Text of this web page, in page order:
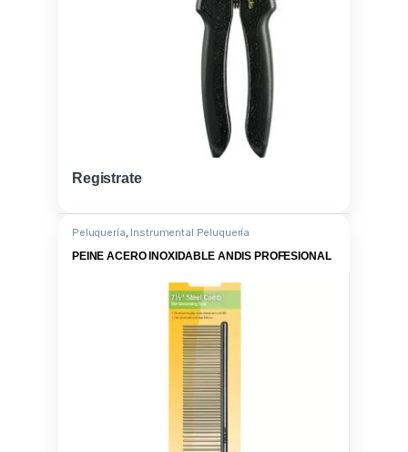
Registrate
Peluquería, Instrumental Peluquería
PEINE ACERO INOXIDABLE ANDIS PROFESIONAL